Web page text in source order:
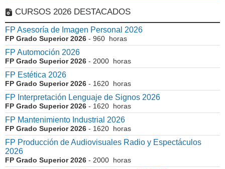
CURSOS 2026 DESTACADOS
FP Asesoría de Imagen Personal 2026
FP Grado Superior 2026 - 960 horas
FP Automoción 2026
FP Grado Superior 2026 - 2000 horas
FP Estética 2026
FP Grado Superior 2026 - 1620 horas
FP Interpretación Lenguaje de Signos 2026
FP Grado Superior 2026 - 1620 horas
FP Mantenimiento Industrial 2026
FP Grado Superior 2026 - 1620 horas
FP Producción de Audiovisuales Radio y Espectáculos
2026
FP Grado Superior 2026 - 2000 horas